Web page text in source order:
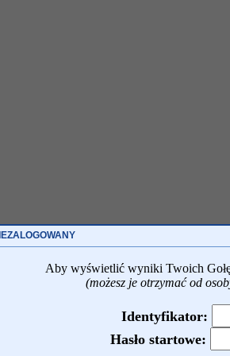
Aby wyświetlić wyniki Twoich
(możesz je otrzymać od
Identyfikator:
Hasło startowe: